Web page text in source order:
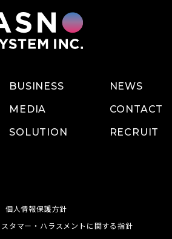
BUSINESS
MEDIA
SOLUTION
NEWS
CONTACT
RECRUIT
個人情報保護方針
タマー・ハラスメントに関する指針